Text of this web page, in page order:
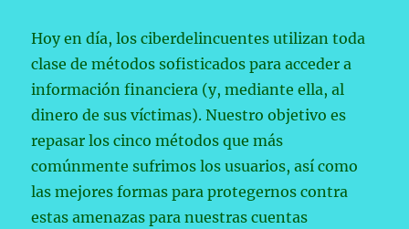
Hoy en día, los ciberdelincuentes utilizan toda
clase de métodos sofisticados para acceder a
información financiera (y, mediante ella, al
dinero de sus víctimas). Nuestro objetivo es
repasar los cinco métodos que más
comúnmente sufrimos los usuarios, así como
las mejores formas para protegernos contra
estas amenazas para nuestras cuentas